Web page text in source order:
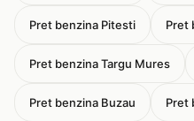
Pret benzina Pitesti Pret
Pret benzina Targu Mures
Pret benzina Buzau Pret